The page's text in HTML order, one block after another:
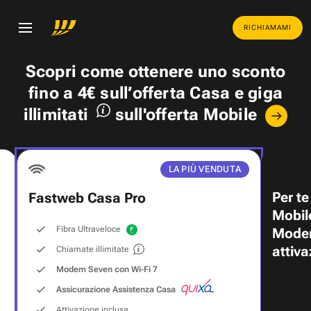
RICHIAMAMI
Scopri come ottenere uno sconto
fino a 4€ sull’offerta Casa egiga
illimitati
sull'offerta Mobile
LA PIÙ VENDUTA
Fastweb Casa Pro
Fibra Ultraveloce
Chiamate illimitate
Modem Seven con Wi‑Fi 7
Assicurazione Assistenza Casa
Per